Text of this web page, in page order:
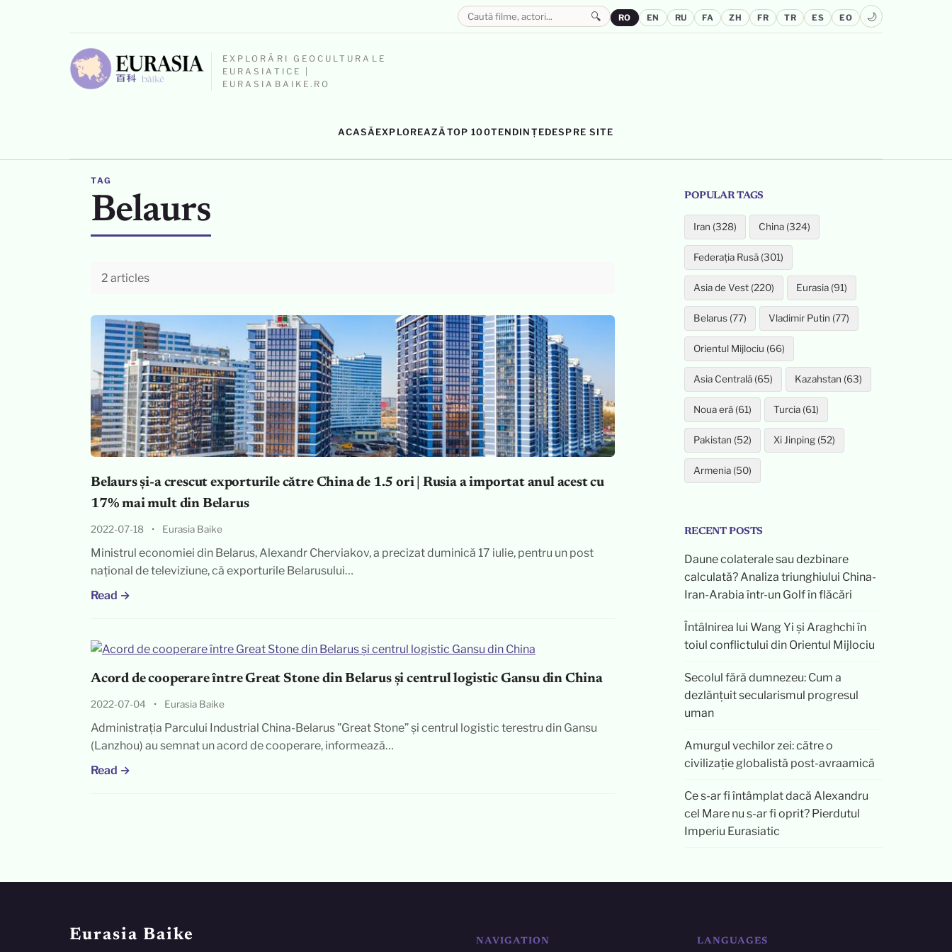
EXPLORĂRI GEOCULTURALE
EURASIATICE |
EURASIABAIKE.RO
ACASĂ EXPLOREAZĂ TOP 100TENDINȚEDESPRE SITE
🔍 RO EN RU FA ZH FR TR ES EO 🌙
TAG
Belaurs
2 articles
Belaurs și-a crescut exporturile către China de 1.5 ori | Rusia a importat anul acest cu
17% mai mult din Belarus
2022-07-18 • Eurasia Baike
Ministrul economiei din Belarus, Alexandr Cherviakov, a precizat duminică 17 iulie, pentru un post
național de televiziune, că exporturile Belarusului…
Read →
Acord de cooperare între Great Stone din Belarus și centrul logistic Gansu din China
2022-07-04 • Eurasia Baike
Administrația Parcului Industrial China-Belarus ”Great Stone” și centrul logistic terestru din Gansu
(Lanzhou) au semnat un acord de cooperare, informează…
Read →
POPULAR TAGS
Iran (328) China (324)
Federația Rusă (301)
Asia de Vest (220) Eurasia (91)
Belarus (77) Vladimir Putin (77)
Orientul Mijlociu (66)
Asia Centrală (65) Kazahstan (63)
Noua eră (61) Turcia (61)
Pakistan (52) Xi Jinping (52)
Armenia (50)
RECENT POSTS
Daune colaterale sau dezbinare
calculată? Analiza triunghiului China-
Iran-Arabia într-un Golf în flăcări
Întâlnirea lui Wang Yi și Araghchi în
toiul conflictului din Orientul Mijlociu
Secolul fără dumnezeu: Cum a
dezlănțuit secularismul progresul
uman
Amurgul vechilor zei: către o
civilizație globalistă post-avraamică
Ce s-ar fi întâmplat dacă Alexandru
cel Mare nu s-ar fi oprit? Pierdutul
Imperiu Eurasiatic
Eurasia Baike NAVIGATION LANGUAGES